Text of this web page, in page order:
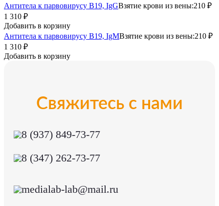
Антитела к парвовирусу B19, IgGВзятие крови из вены:210 ₽
1 310 ₽
Добавить в корзину
Антитела к парвовирусу B19, IgMВзятие крови из вены:210 ₽
1 310 ₽
Добавить в корзину
Свяжитесь с нами
8 (937) 849-73-77
8 (347) 262-73-77
medialab-lab@mail.ru